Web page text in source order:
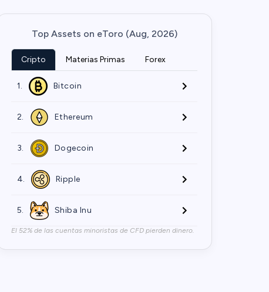
Top Assets on eToro (Aug, 2026)
Cripto Materias Primas Forex
1. Bitcoin
2. Ethereum
3. Dogecoin
4. Ripple
5. Shiba Inu
El 52% de las cuentas minoristas de CFD pierden dinero.